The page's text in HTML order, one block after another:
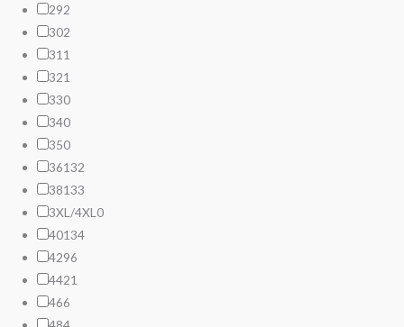
292
302
31 1
321
330
340
350
36132
38133
3XL/4XL 0
40134
4296
4421
466